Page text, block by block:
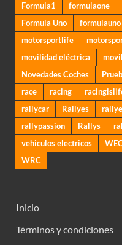
Formula1
formulaone
Formula Uno
formulauno
motorsportlife
movilidad eléctrica
Novedades Coches
race
racing
rallycar
Rallyes
rallypassion
Rallys
vehiculos electricos
WRC
Inicio
Términos y condiciones